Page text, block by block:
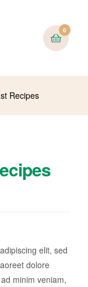
0
Recipes
elit, sed
dolore
minim veniam,